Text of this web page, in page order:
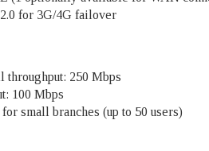
for 3G/4G failover
throughput: 250 Mbps
100 Mbps
small branches (up to 50 users)